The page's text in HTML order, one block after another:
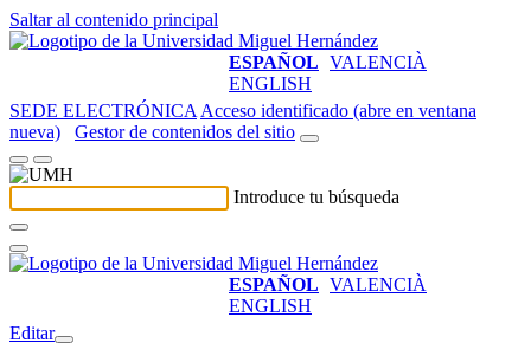
Saltar al contenido principal
ESPAÑOL VALENCIÀ
ENGLISH
SEDE ELECTRÓNICA Acceso identificado (abre en ventana
nueva)
Gestor de contenidos del sitio
Introduce tu búsqueda
ESPAÑOL VALENCIÀ
ENGLISH
Editar